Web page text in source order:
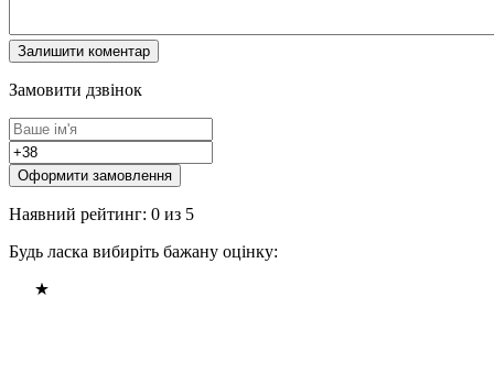
Замовити дзвінок
Оформити замовлення
Наявний рейтинг: 0 из 5
Будь ласка вибиріть бажану оцінку: